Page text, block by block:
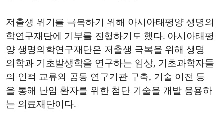
저출생 위기를 극복하기 위해 아시아태평양 생명의
학연구재단에 기부를 진행하기도 했다. 아시아태평
양 생명의학연구재단은 저출생 극복을 위해 생명
의학과 기초발생학을 연구하는 임상, 기초과학자들
의 인적 교류와 공동 연구기관 구축, 기술 이전 등
을 통해 난임 환자를 위한 첨단 기술을 개발 응용하
는 의료재단이다.